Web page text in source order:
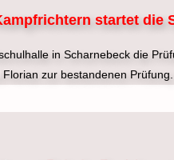
startet die
in Scharnebeck die
zur bestandenen